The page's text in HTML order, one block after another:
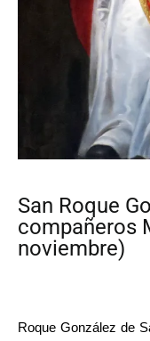
San Roque
compañeros
noviembre)
Roque González de